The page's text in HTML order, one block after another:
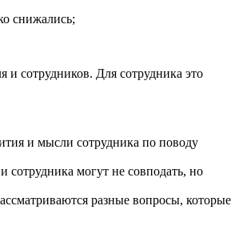
снижались;
и сотрудников. Для сотрудника это
и мысли сотрудника по поводу
сотрудника могут не совподать, но
разные вопросы, которые